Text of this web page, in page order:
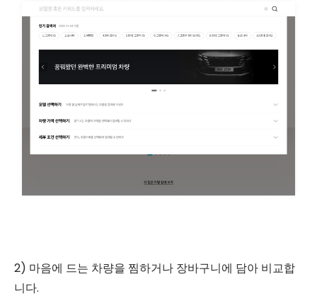
2) 마음에 드는 차량을 찜하거나 장바구니에 담아 비교합
니다.